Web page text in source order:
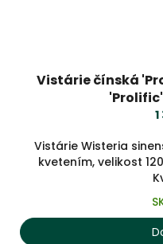
Vistárie čínská
Vistárie Wisteria
kvetením, velikost